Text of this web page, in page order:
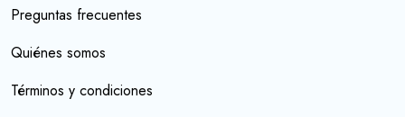
Preguntas frecuentes
Quiénes somos
Términos y condiciones